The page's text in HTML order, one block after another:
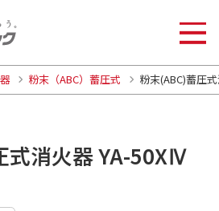
式消火器 YA-50XⅣ
粉末（ABC）蓄圧式 粉末(ABC)蓄圧